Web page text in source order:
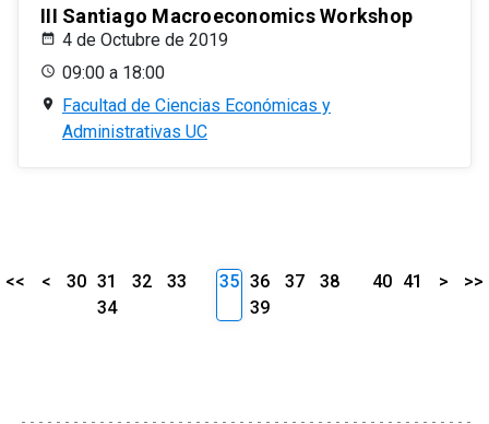
III Santiago Macroeconomics Workshop
4 de Octubre de 2019
09:00 a 18:00
Facultad de Ciencias Económicas y
Administrativas UC
<< < 30 31 32
33
34
35 36 37
38
39
40 41 > >>